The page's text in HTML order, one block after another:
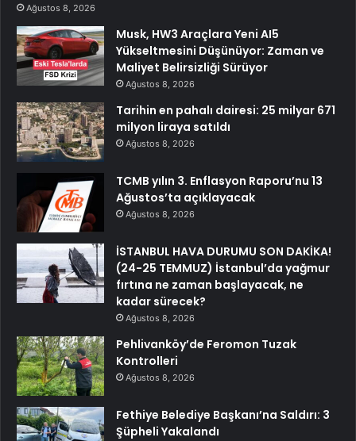
Ağustos 8, 2026
Musk, HW3 Araçlara Yeni AI5
Yükseltmesini Düşünüyor: Zaman ve
Maliyet Belirsizliği Sürüyor
Ağustos 8, 2026
Tarihin en pahalı dairesi: 25 milyar 671
milyon liraya satıldı
Ağustos 8, 2026
TCMB yılın 3. Enflasyon Raporu’nu 13
Ağustos’ta açıklayacak
Ağustos 8, 2026
İSTANBUL HAVA DURUMU SON DAKİKA!
(24-25 TEMMUZ) İstanbul’da yağmur
fırtına ne zaman başlayacak, ne
kadar sürecek?
Ağustos 8, 2026
Pehlivanköy’de Feromon Tuzak
Kontrolleri
Ağustos 8, 2026
Fethiye Belediye Başkanı’na Saldırı: 3
Şüpheli Yakalandı